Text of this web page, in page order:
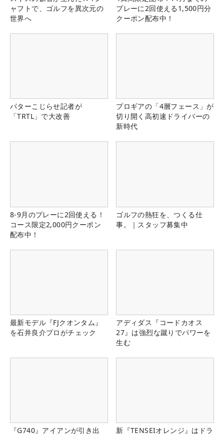
ャフトで、ゴルフを異次元の
世界へ
プレーに2回使える1,500円分
クーポン配布中！
パターこじらせ記者が
「TRTL」で大改善
プロギアの「4層フェース」が
切り開く高初速ドライバーの
新時代
8-9月のプレーに2回使える！
コース限定2,000円クーポン
配布中！
ゴルフの熱狂を、つくる仕
事。｜スタッフ募集中
最新モデル『FJクオンタム』
を石井良介プロがチェック
アディダス『コードカオス
27』は強烈な蹴りでパワーを
生む
『G740』アイアンが引き出
新『TENSEIオレンジ』はドラ